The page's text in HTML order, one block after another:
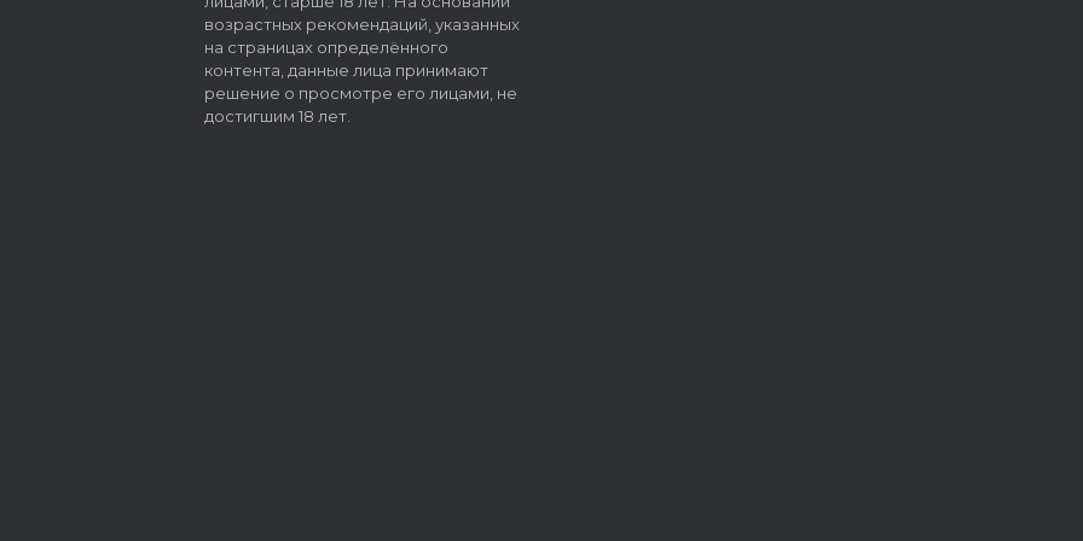
возрастных рекомендаций, указанных
на страницах определённого
контента, данные лица принимают
решение о просмотре его лицами, не
достигшим 18 лет.